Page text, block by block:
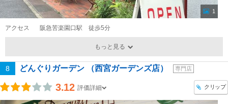
1
アクセス 阪急苦楽園口駅 徒歩5分
もっと見る
8 どんぐりガーデン （西宮ガーデンズ店） 専門店
3.12 評価詳細 クリップ